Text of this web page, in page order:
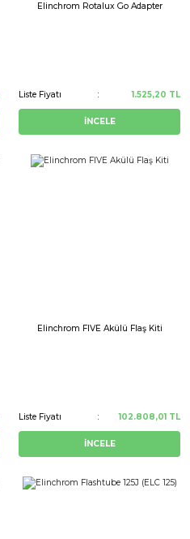
Elinchrom Rotalux Go Adapter
Liste Fiyatı 1.525,20 TL
İNCELE
Elinchrom FIVE Akülü Flaş Kiti
Liste Fiyatı 102.808,01 TL
İNCELE